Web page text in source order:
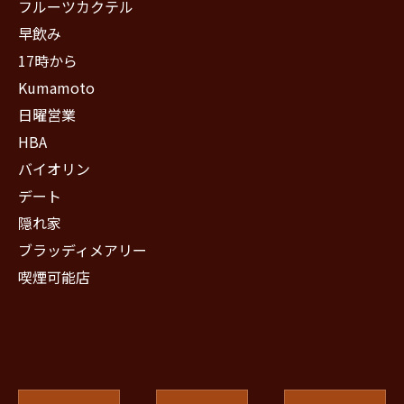
フルーツカクテル
早飲み
17時から
Kumamoto
日曜営業
HBA
バイオリン
デート
隠れ家
ブラッディメアリー
喫煙可能店